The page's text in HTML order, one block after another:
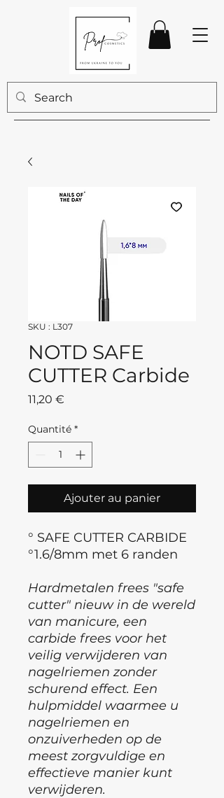
SKU : L307
NOTD SAFE
CUTTER Carbide
11,20 €
Quantité *
Ajouter au panier
° SAFE CUTTER CARBIDE
°1.6/8mm met 6 randen
Hardmetalen frees "safe
cutter" nieuw in de wereld
van manicure, een
carbide frees voor het
veilig verwijderen van
nagelriemen zonder
schurend effect. Een
hulpmiddel waarmee u
nagelriemen en
onzuiverheden op de
meest zorgvuldige en
effectieve manier kunt
verwijderen.